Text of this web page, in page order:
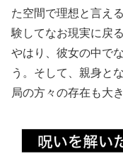
た空間で理想と言え
験してなお現実に戻
やはり、彼女の中で
う。そして、親身と
局の方々の存在も大